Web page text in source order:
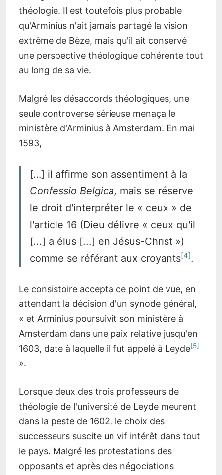
théologie. Il est toutefois plus probable
qu'Arminius n'ait jamais partagé la vision
extrême de Bèze, mais qu'il ait conservé
une perspective théologique cohérente tout
au long de sa vie.
Malgré les désaccords théologiques, une
seule controverse sérieuse menaça le
ministère d'Arminius à Amsterdam. En mai
1593,
[…] il affirme son assentiment à la
Confessio Belgica, mais se réserve
le droit d'interpréter le « ceux » de
l'article 16 (Dieu délivre « ceux qu'il
[...] a élus [...] en Jésus-Christ »)
comme se référant aux croyants 4 .
Le consistoire accepta ce point de vue, en
attendant la décision d'un synode général,
« et Arminius poursuivit son ministère à
Amsterdam dans une paix relative jusqu'en
1603, date à laquelle il fut appelé à Leyde 5
».
Lorsque deux des trois professeurs de
théologie de l'université de Leyde meurent
dans la peste de 1602, le choix des
successeurs suscite un vif intérêt dans tout
le pays. Malgré les protestations des
opposants et après des négociations